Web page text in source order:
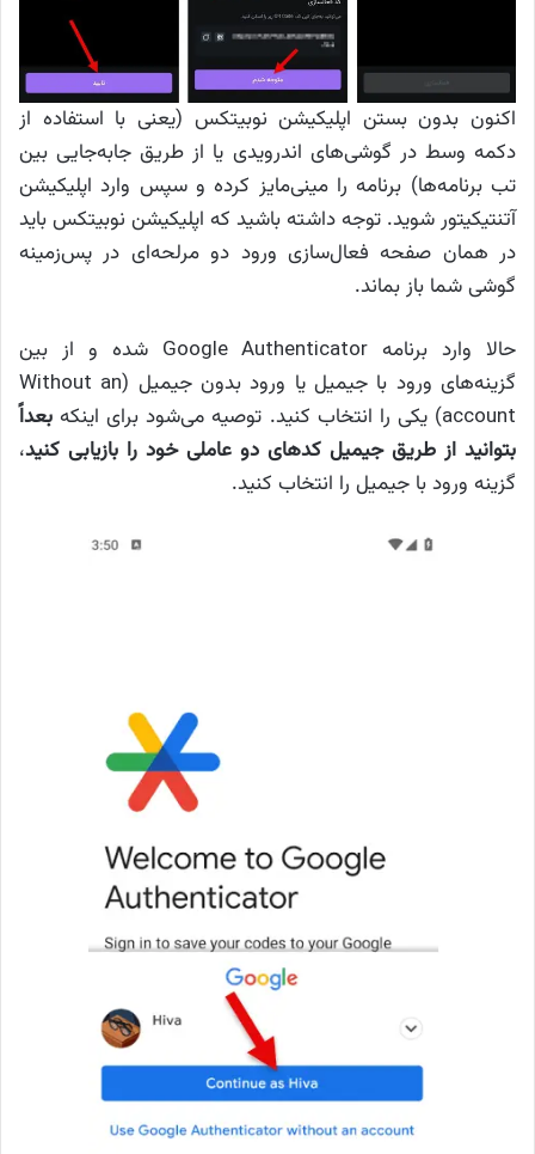
اکنون بدون بستن اپلیکیشن نوبیتکس (یعنی با استفاده از
دکمه وسط در گوشی‌های اندرویدی یا از طریق جابه‌جایی بین
تب برنامه‌ها) برنامه را مینی‌مایز کرده و سپس وارد اپلیکیشن
آتنتیکیتور شوید. توجه داشته باشید که اپلیکیشن نوبیتکس باید
در همان صفحه فعال‌سازی ورود دو مرلحه‌ای در پس‌زمینه
گوشی شما باز بماند.
حالا وارد برنامه Google Authenticator شده و از بین
گزینه‌های ورود با جیمیل یا ورود بدون جیمیل (Without an
account) یکی را انتخاب کنید. توصیه می‌شود برای اینکه
بعداً
بتوانید از طریق جیمیل کدهای دو عاملی خود را بازیابی کنید،
گزینه ورود با جیمیل را انتخاب کنید.